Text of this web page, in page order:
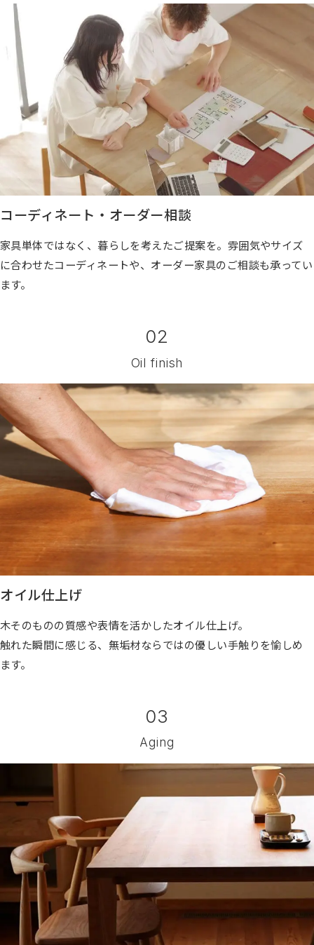
コーディネート・オーダー相談
家具単体ではなく、暮らしを考えたご提案を。雰囲気やサイズ
に合わせたコーディネートや、オーダー家具のご相談も承ってい
ます。
02
Oil finish
オイル仕上げ
木そのものの質感や表情を活かしたオイル仕上げ。
触れた瞬間に感じる、無垢材ならではの優しい手触りを愉しめ
ます。
03
Aging